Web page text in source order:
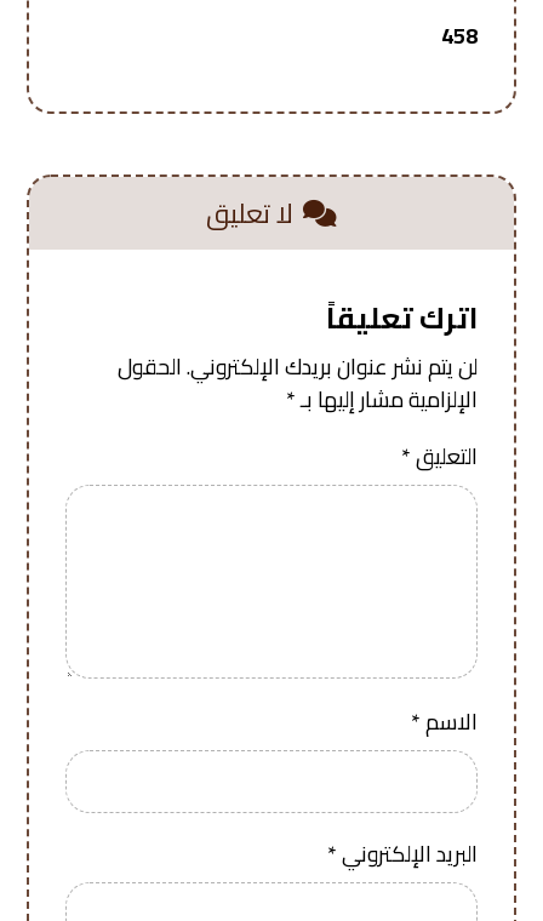
458
لا تعليق
اترك تعليقاً
لن يتم نشر عنوان بريدك الإلكتروني.الحقول
الإلزامية مشار إليها بـ*
التعليق*
الاسم*
البريد الإلكتروني*